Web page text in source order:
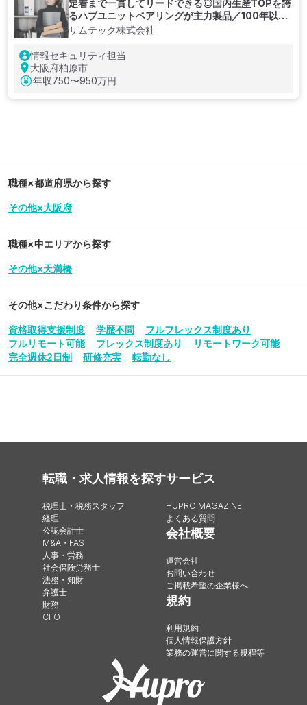
定着まで一貫してリードできる◎国内生産TOPを誇
るハブユニットベアリングが主力製品／100年以上
の技術を未来へつなぐ金属加工メーカー
サムテック株式会社
情報セキュリティ担当
大阪府柏原市
年収750〜950万円
職種×都道府県から探す
その他×大阪府
職種×中エリアから探す
その他×天満橋
その他×こだわり条件から探す
資格取得支援制度 学歴不問
フルフレックス制度あり
フルリモート可能
フレックス制度あり
リモートワーク可能
完全週休2日制
研修充実 転勤なし
転職・求人情報を探す
税理士・税務スタッフ
経理
公認会計士
M&A・FAS
人事・労務
社会保険労務士
法務・知財
弁護士
財務
CFO
サービス
HUPRO MAGAZINE
よくある質問
会社概要
運営会社
お問い合わせ
ご掲載希望の企業様へ
規約
利用規約
個人情報保護方針
業務の運営に関する規程等